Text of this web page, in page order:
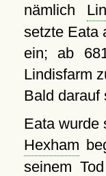
nämlich
setzte Eata
ein; ab
Lindisfarm
Bald darauf
Eata wurde
Hexham
seinem